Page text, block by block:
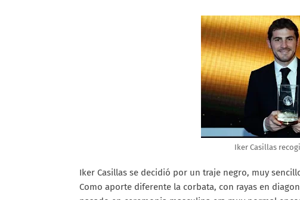
Iker Casillas
Iker Casillas se decidió por un traje negro, muy
Como aporte diferente la corbata, con rayas en